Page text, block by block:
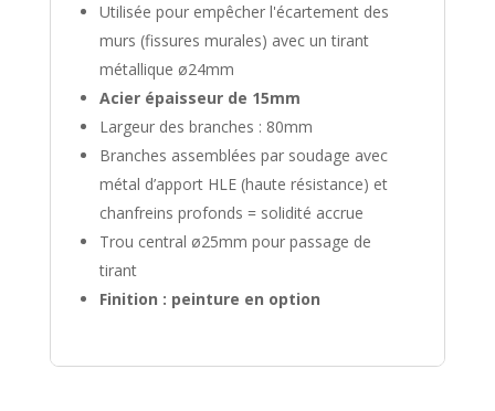
Utilisée pour empêcher l'écartement des
murs (fissures murales) avec un tirant
métallique ø24mm
Acier épaisseur de 15mm
Largeur des branches : 80mm
Branches assemblées par soudage avec
métal d’apport HLE (haute résistance) et
chanfreins profonds = solidité accrue
Trou central ø25mm pour passage de
tirant
Finition : peinture en option